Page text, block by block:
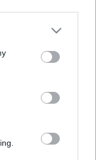
or more Google
You may click to
party tags to
in below Google
kerül egy néző
CSAPATA